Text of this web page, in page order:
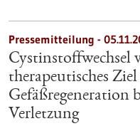
Pressemitteilung -
Cystinstoffwechsel
therapeutisches
Gefäßregeneration
Verletzung